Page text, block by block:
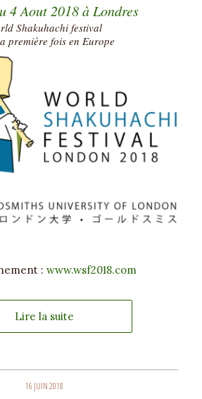
4 Aout 2018 à Londres
Shakuhachi festival
première fois en Europe
: www.wsf2018.com
Lire la suite
16 JUIN 2018